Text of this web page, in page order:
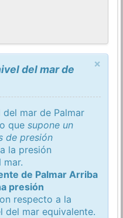
×
del mar de
mar de Palmar
quesupone un
de presión
la presión
mar.
de Palmar Arriba
presión
respecto a la
del mar equivalente.